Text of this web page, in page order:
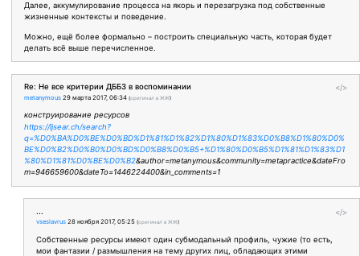
Далее, аккумулирование процесса на якорь и перезагрузка под собственные
жизненные контексты и поведение.
Можно, ещё более формально – построить специальную часть, которая будет
делать всё выше перечисленное.
</>
Re: Не все критерии ДББЗ в воспоминании
metanymous 29 марта 2017, 06:34 (оригинал в ЖЖ)
конструирование ресурсов
https://ljsear.ch/search?
q=%D0%BA%D0%BE%D0%BD%D1%81%D1%82%D1%80%D1%83%D0%B8%D1%80%D0%
BE%D0%B2%D0%B0%D0%BD%D0%B8%D0%B5+%D1%80%D0%B5%D1%81%D1%83%D1
%80%D1%81%D0%BE%D0%B2&author=metanymous&community=metapractice&dateFro
m=946659600&dateTo=1446224400&in_comments=1
</>
...
vseslavrus 28 ноября 2017, 05:25 (оригинал в ЖЖ)
Собственные ресурсы имеют один субмодальный профиль, чужие (то есть,
мои фантазии / размышления на тему других лиц, обладающих этими